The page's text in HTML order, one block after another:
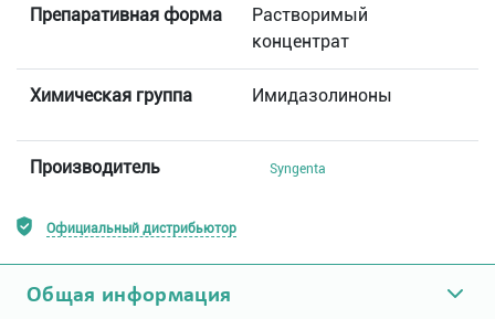
Препаративная форма
Растворимый
концентрат
Химическая группа Имидазолиноны
Производитель Syngenta
Официальный дистрибьютор
Общая информация